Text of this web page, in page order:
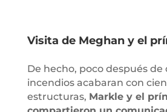
Visita de Meghan y el
De hecho, poco después de
incendios acabaran con
estructuras, Markle y el